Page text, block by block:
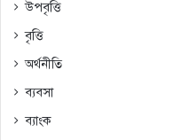
উপবৃত্তি
বৃত্তি
অর্থনীতি
ব্যবসা
ব্যাংক